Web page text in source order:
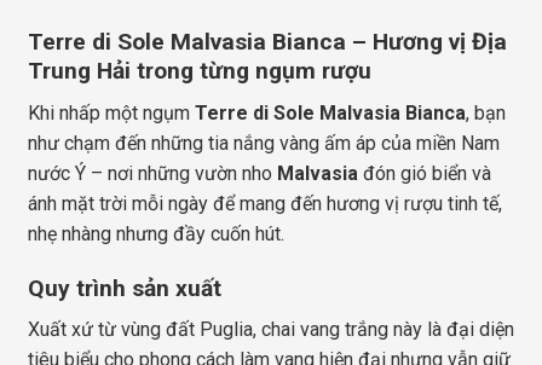
Terre di Sole Malvasia Bianca – Hương vị Địa
Trung Hải trong từng ngụm rượu
Khi nhấp một ngụm Terre di Sole Malvasia Bianca, bạn
như chạm đến những tia nắng vàng ấm áp của miền Nam
nước Ý – nơi những vườn nho Malvasia đón gió biển và
ánh mặt trời mỗi ngày để mang đến hương vị rượu tinh tế,
nhẹ nhàng nhưng đầy cuốn hút.
Quy trình sản xuất
Xuất xứ từ vùng đất Puglia, chai vang trắng này là đại diện
tiêu biểu cho phong cách làm vang hiện đại nhưng vẫn giữ